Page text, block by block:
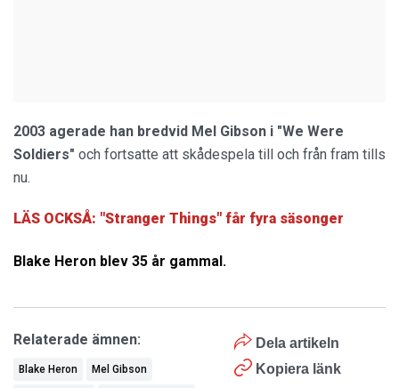
2003 agerade han bredvid Mel Gibson i "We Were
Soldiers" och fortsatte att skådespela till och från fram tills
nu.
LÄS OCKSÅ: "Stranger Things" får fyra säsonger
Blake Heron blev 35 år gammal.
Dela artikeln
Kopiera länk
Relaterade ämnen:
Blake Heron Mel Gibson